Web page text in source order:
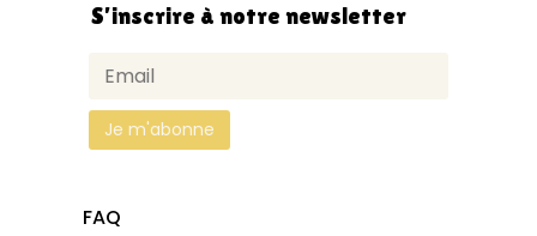
S’inscrire à notre newsletter
FAQ